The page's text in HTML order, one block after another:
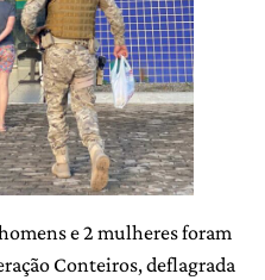
e 2 mulheres foram
Conteiros, deflagrada